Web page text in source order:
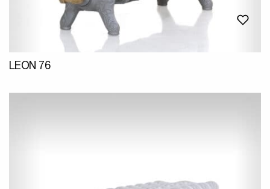
LEON 76